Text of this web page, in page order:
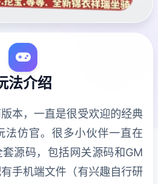
法介绍
本，一直是很受欢迎的经典
法仿官。很多小伙伴一直在
源码，包括网关源码和GM
手机端文件（有兴趣自行研